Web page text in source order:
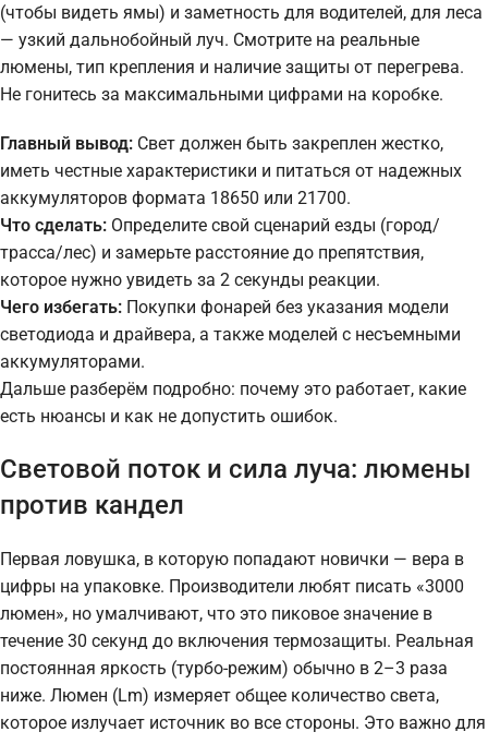
(чтобы видеть ямы) и заметность для водителей, для леса
— узкий дальнобойный луч. Смотрите на реальные
люмены, тип крепления и наличие защиты от перегрева.
Не гонитесь за максимальными цифрами на коробке.
Главный вывод: Свет должен быть закреплен жестко,
иметь честные характеристики и питаться от надежных
аккумуляторов формата 18650 или 21700.
Что сделать: Определите свой сценарий езды (город/
трасса/лес) и замерьте расстояние до препятствия,
которое нужно увидеть за 2 секунды реакции.
Чего избегать: Покупки фонарей без указания модели
светодиода и драйвера, а также моделей с несъемными
аккумуляторами.
Дальше разберём подробно: почему это работает, какие
есть нюансы и как не допустить ошибок.
Световой поток и сила луча: люмены
против кандел
Первая ловушка, в которую попадают новички — вера в
цифры на упаковке. Производители любят писать «3000
люмен», но умалчивают, что это пиковое значение в
течение 30 секунд до включения термозащиты. Реальная
постоянная яркость (турбо-режим) обычно в 2–3 раза
ниже. Люмен (Lm) измеряет общее количество света,
которое излучает источник во все стороны. Это важно для